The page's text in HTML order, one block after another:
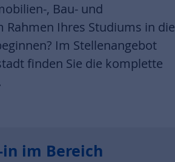
, Bau- und
Ihres Studiums in die
Im Stellenangebot
finden Sie die komplette
im Bereich